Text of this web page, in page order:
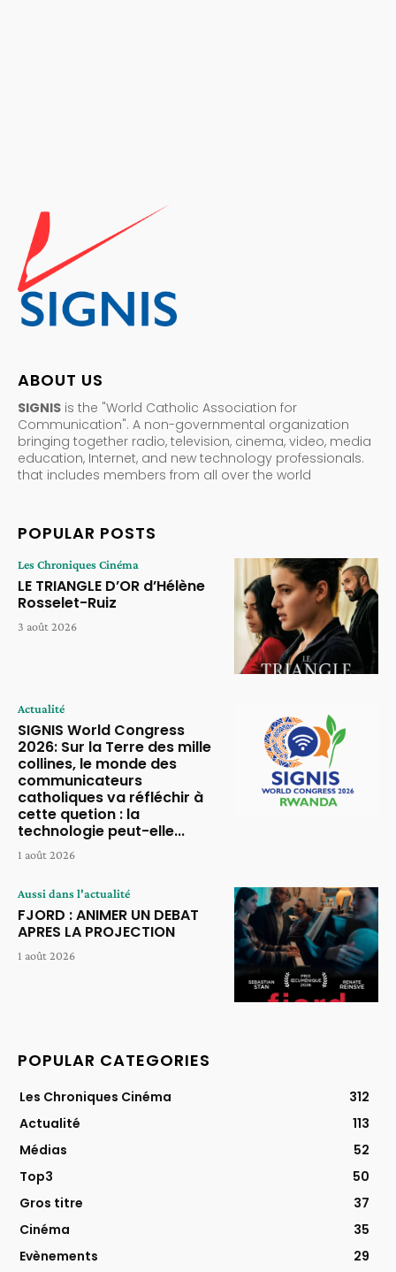
ABOUT US
SIGNIS is the "World Catholic Association for
Communication". A non-governmental organization
bringing together radio, television, cinema, video, media
education, Internet, and new technology professionals.
that includes members from all over the world
POPULAR POSTS
Les Chroniques Cinéma
LE TRIANGLE D’OR d’Hélène
Rosselet-Ruiz
3 août 2026
Actualité
SIGNIS World Congress
2026: Sur la Terre des mille
collines, le monde des
communicateurs
catholiques va réfléchir à
cette quetion : la
technologie peut-elle...
1 août 2026
Aussi dans l'actualité
FJORD : ANIMER UN DEBAT
APRES LA PROJECTION
1 août 2026
POPULAR CATEGORIES
Les Chroniques Cinéma
312
Actualité
113
Médias
52
Top3
50
Gros titre
37
Cinéma
35
Evènements
29